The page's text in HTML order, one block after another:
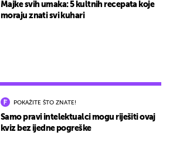
POKAŽITE ŠTO ZNATE!
Samo pravi intelektualci mogu riješiti ovaj
kviz bez ijedne pogreške
Majke svih umaka: 5 kultnih recepata koje
moraju znati svi kuhari